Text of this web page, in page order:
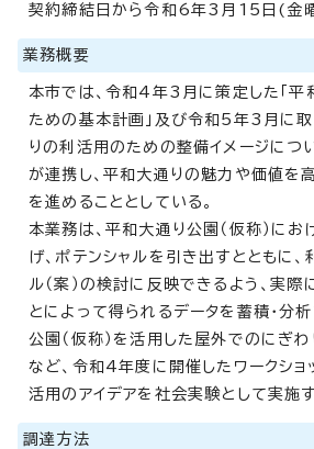
契約締結日から令和6年3月15日(金
業務概要
本市では、令和4年3月に策定した「平
ための基本計画」及び令和5年3月に取
りの利活用のための整備イメージにつ
が連携し、平和大通りの魅力や価値を
を進めることとしている。
本業務は、平和大通り公園（仮称）に
げ、ポテンシャルを引き出すとともに
ル（案）の検討に反映できるよう、実
とによって得られるデータを蓄積・分
公園（仮称）を活用した屋外でのにぎ
など、令和4年度に開催したワークショ
活用のアイデアを社会実験として実施
調達方法